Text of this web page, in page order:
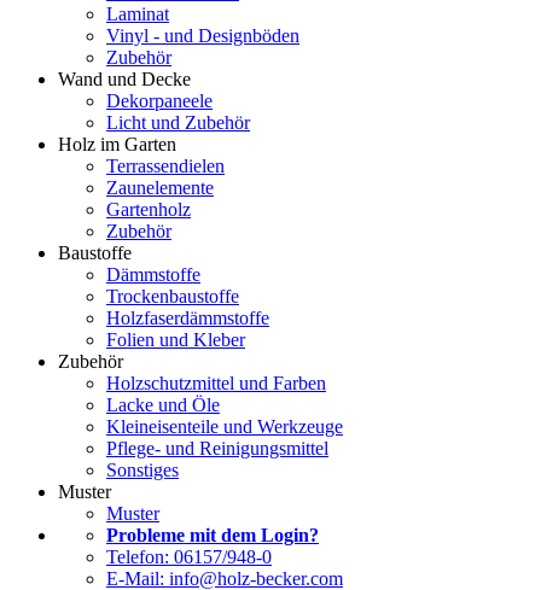
Laminat
Vinyl - und Designböden
Zubehör
Wand und Decke
Dekorpaneele
Licht und Zubehör
Holz im Garten
Terrassendielen
Zaunelemente
Gartenholz
Zubehör
Baustoffe
Dämmstoffe
Trockenbaustoffe
Holzfaserdämmstoffe
Folien und Kleber
Zubehör
Holzschutzmittel und Farben
Lacke und Öle
Kleineisenteile und Werkzeuge
Pflege- und Reinigungsmittel
Sonstiges
Muster
Muster
Probleme mit dem Login?
Telefon: 06157/948-0
E-Mail: info@holz-becker.com